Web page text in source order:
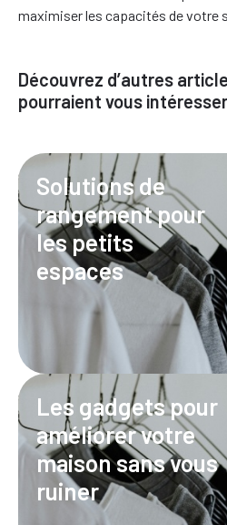
maximiser les capacités de votre
Découvrez d’autres
pourraient vous
Solutions de
rangement pour
les petits
espaces
Les gadgets pour
améliorer votre
maison sans vous
ruiner